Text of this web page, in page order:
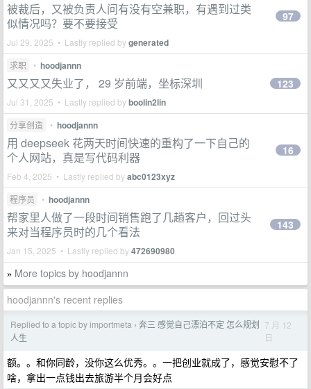
被裁后，又被负责人问有没有空兼职，有遇到过类
似情况吗？要不要接受
Jul 29, 2025 • Lastly replied bygenerated
97
求职 • hoodjannn
又又又又失业了， 29 岁前端，坐标深圳
Jul 31, 2025 • Lastly replied byboolin2lin
123
分享创造 • hoodjannn
用 deepseek 花两天时间快速的重构了一下自己的
个人网站，真是写代码利器
Feb 4, 2025 • Lastly replied byabc0123xyz
16
程序员 • hoodjannn
帮家里人做了一段时间销售跑了几趟客户，回过头
来对当程序员时的几个看法
Jan 15, 2025 • Lastly replied by472690980
143
» More topics by hoodjannn
hoodjannn's recent replies
Replied to a topic by importmeta › 奔三 感觉自己漂泊不定 怎么规划
人生
7 月 12
日
额。。和你同龄，没你这么优秀。。一把创业就成了，感觉安慰不了
啥，拿出一点钱出去旅游半个月会好点